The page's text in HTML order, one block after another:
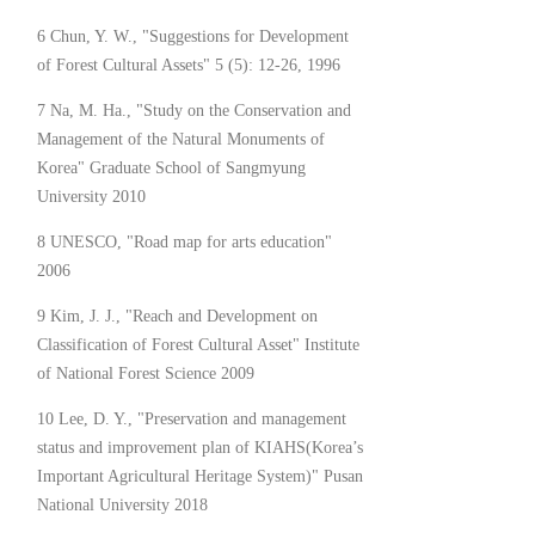
6 Chun, Y. W., "Suggestions for Development
of Forest Cultural Assets" 5 (5): 12-26, 1996
7 Na, M. Ha., "Study on the Conservation and
Management of the Natural Monuments of
Korea" Graduate School of Sangmyung
University 2010
8 UNESCO, "Road map for arts education"
2006
9 Kim, J. J., "Reach and Development on
Classification of Forest Cultural Asset" Institute
of National Forest Science 2009
10 Lee, D. Y., "Preservation and management
status and improvement plan of KIAHS(Korea’s
Important Agricultural Heritage System)" Pusan
National University 2018